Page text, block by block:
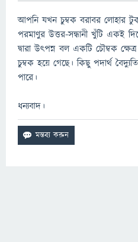
আপনি যখন চুম্বক বরাবর লোহার
পরমাণুর উত্তর-সন্ধানী খুঁটি একই
দ্বারা উত্পন্ন বল একটি চৌম্বক
চুম্বক হয়ে গেছে। কিছু পদার্থ
পারে।
ধন্যবাদ।